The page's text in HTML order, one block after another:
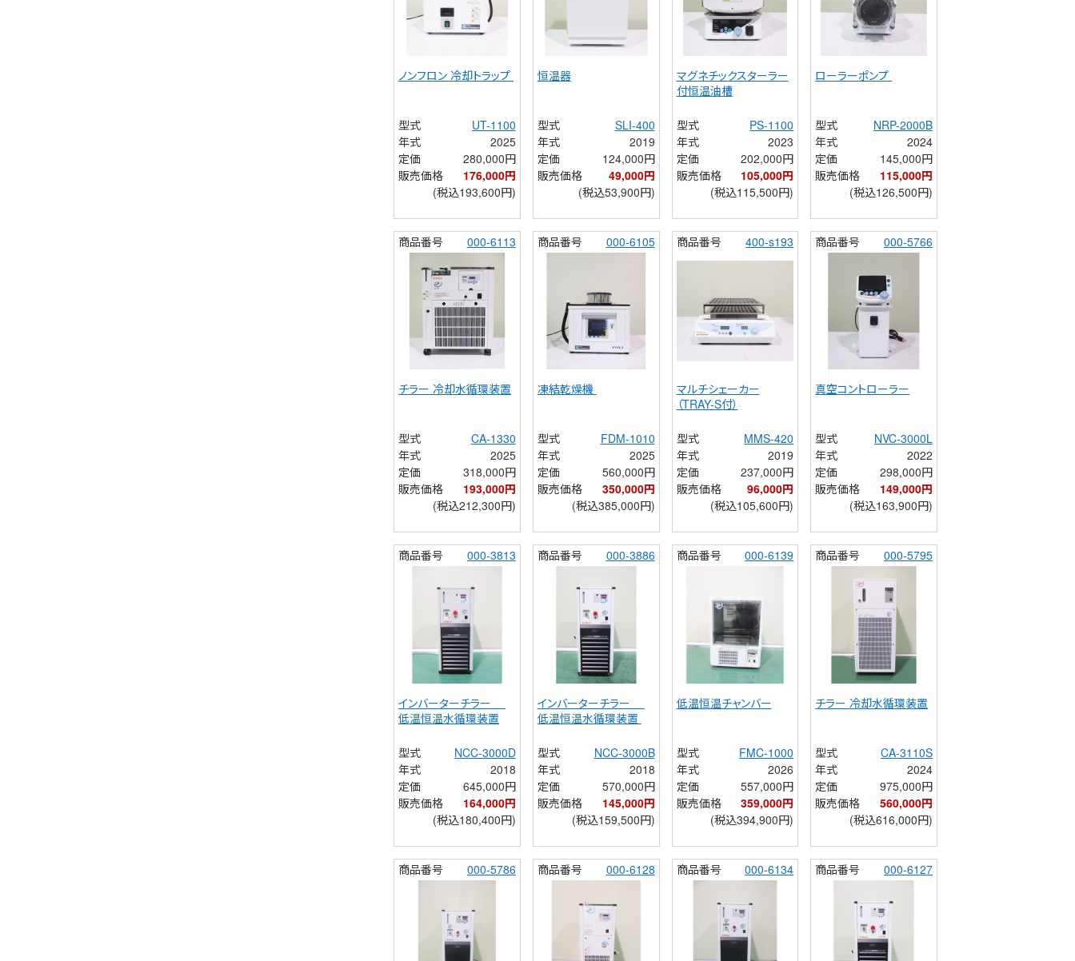
ノンフロン 冷却トラップ
型式
UT-1100
年式
2025
定価
280,000円
販売価格
176,000円
(税込193,600円)
恒温器
型式
SLI-400
年式
2019
定価
124,000円
販売価格
49,000円
(税込53,900円)
マグネチックスターラー
付恒温油槽
型式
PS-1100
年式
2023
定価
202,000円
販売価格
105,000円
(税込115,500円)
ローラーポンプ
型式
NRP-2000B
年式
2024
定価
145,000円
販売価格
115,000円
(税込126,500円)
商品番号 000-6113
チラー 冷却水循環装置
型式
CA-1330
年式
2025
定価
318,000円
販売価格
193,000円
(税込212,300円)
商品番号 000-6105
凍結乾燥機
型式
FDM-1010
年式
2025
定価
560,000円
販売価格
350,000円
(税込385,000円)
商品番号 400-s193
マルチシェーカー
（TRAY-S付）
型式
MMS-420
年式
2019
定価
237,000円
販売価格
96,000円
(税込105,600円)
商品番号 000-5766
真空コントローラー
型式
NVC-3000L
年式
2022
定価
298,000円
販売価格
149,000円
(税込163,900円)
商品番号 000-3813
インバーターチラー
低温恒温水循環装置
型式
NCC-3000D
年式
2018
定価
645,000円
販売価格
164,000円
(税込180,400円)
商品番号 000-3886
インバーターチラー
低温恒温水循環装置
型式
NCC-3000B
年式
2018
定価
570,000円
販売価格
145,000円
(税込159,500円)
商品番号 000-6139
低温恒温チャンバー
型式
FMC-1000
年式
2026
定価
557,000円
販売価格
359,000円
(税込394,900円)
商品番号 000-5795
チラー 冷却水循環装置
型式
CA-3110S
年式
2024
定価
975,000円
販売価格
560,000円
(税込616,000円)
商品番号 000-5786 商品番号 000-6128 商品番号 000-6134 商品番号 000-6127